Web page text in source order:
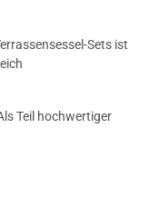
Sets ist
Teil hochwertiger